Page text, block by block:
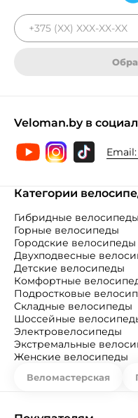
Veloman.by в
Email:
Категории
Гибридные велосипеды
Горные велосипеды
Городские велосипеды
Двухподвесные
Детские велосипеды
Комфортные
Подростковые
Складные велосипеды
Шоссейные
Электровелосипеды
Экстремальные
Женские велосипеды
Веломастерская